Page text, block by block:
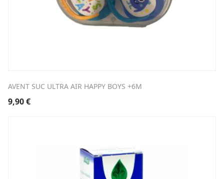
AVENT SUC ULTRA AIR HAPPY BOYS +6M
9,90€